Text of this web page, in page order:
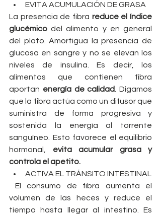
EVITA ACUMULACIÓN DE GRASA
La presencia de fibra reduce el índice
glucémico del alimento y en general
del plato. Amortigua la presencia de
glucosa en sangre y no se elevan los
niveles de insulina. Es decir, los
alimentos que contienen fibra
aportan energía de calidad
. Digamos
que la fibra actúa como un difusor que
suministra de forma progresiva y
sostenida la energía al torrente
sanguíneo. Esto favorece el equilibrio
hormonal, evita acumular grasa y
controla el apetito.
ACTIVA EL TRÁNSITO INTESTINAL
volumen de las heces y reduce el
tiempo hasta llegar al intestino. Es